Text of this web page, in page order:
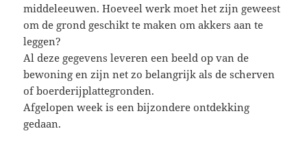
middeleeuwen. Hoeveel werk moet het zijn geweest
om de grond geschikt te maken om akkers aan te
leggen?
Al deze gegevens leveren een beeld op van de
bewoning en zijn net zo belangrijk als de scherven
of boerderijplattegronden.
Afgelopen week is een bijzondere ontdekking
gedaan.